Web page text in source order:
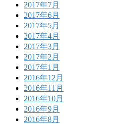
2017年7月
2017年6月
2017年5月
2017年4月
2017年3月
2017年2月
2017年1月
2016年12月
2016年11月
2016年10月
2016年9月
2016年8月